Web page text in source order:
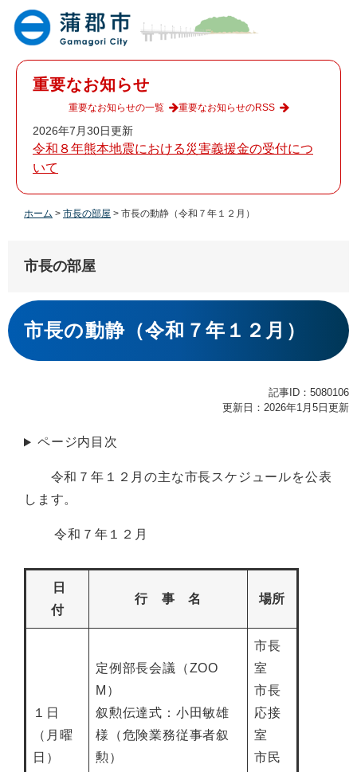
重要なお知らせ
2026年7月30日更新
令和８年熊本地震における災害義援金の受付につ
いて
重要なお知らせの一覧 重要なお知らせのRSS
ホーム > 市長の部屋 > 市長の動静（令和７年１２月）
市長の部屋
本
文
市長の動静（令和７年１２月）
記事ID：5080106
更新日：2026年1月5日更新
ページ内目次
令和７年１２月の主な市長スケジュールを公表
します。
日
付
行 事 名 場所
令和７年１２月
１日
（月曜
日）
定例部長会議（ZOO
M）
叙勲伝達式：小田敏雄
様（危険業務従事者叙
勲）
市長
室
市長
応接
室
市民